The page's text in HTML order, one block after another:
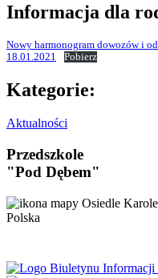
Informacja dla
Nowy harmonogram dowozów i
18.01.2021
Pobierz
Kategorie:
Aktualności
Przedszkole
"Pod Dębem"
Osiedle
Polska